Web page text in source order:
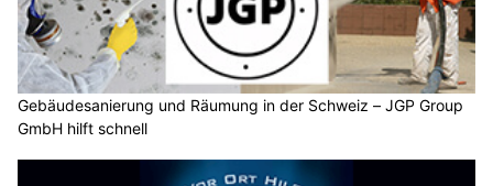
Gebäudesanierung und Räumung in der Schweiz – JGP Group
GmbH hilft schnell